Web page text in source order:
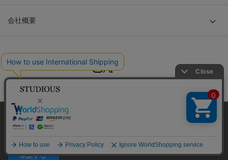
会社概要
当サイトはクッキー(cookie)を使用します。クッキーはサイト内
の一部の機能および、サイトの使用状況の分析からマーケティ
プライバシーポリシーはこちら
承諾する